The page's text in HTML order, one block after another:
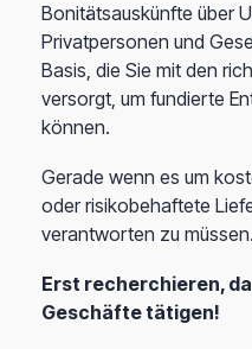
Bonitätsauskünfte über
Privatpersonen und
Basis, die Sie mit den
versorgt, um fundierte
können.
Gerade wenn es um
oder risikobehaftete
verantworten zu müssen.
Erst recherchieren,
Geschäfte tätigen!